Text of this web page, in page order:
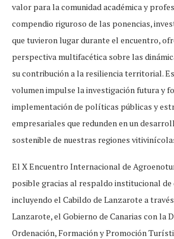
valor para la comunidad académica y
compendio riguroso de las ponencias,
que tuvieron lugar durante el encuentro,
perspectiva multifacética sobre las
su contribución a la resiliencia territorial.
volumen impulse la investigación futura y
implementación de políticas públicas y
empresariales que redunden en un
sostenible de nuestras regiones
El X Encuentro Internacional de
posible gracias al respaldo institucional de
incluyendo el Cabildo de Lanzarote a
Lanzarote, el Gobierno de Canarias con la
Ordenación, Formación y Promoción